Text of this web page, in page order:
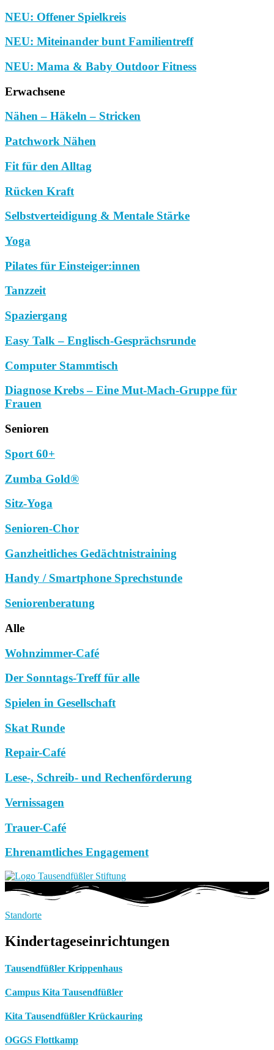
NEU: Offener Spielkreis
NEU: Miteinander bunt Familientreff
NEU: Mama & Baby Outdoor Fitness
Erwachsene
Nähen – Häkeln – Stricken
Patchwork Nähen
Fit für den Alltag
Rücken Kraft
Selbstverteidigung & Mentale Stärke
Yoga
Pilates für Einsteiger:innen
Tanzzeit
Spaziergang
Easy Talk – Englisch-Gesprächsrunde
Computer Stammtisch
Diagnose Krebs – Eine Mut-Mach-Gruppe für
Frauen
Senioren
Sport 60+
Zumba Gold®
Sitz-Yoga
Senioren-Chor
Ganzheitliches Gedächtnistraining
Handy / Smartphone Sprechstunde
Seniorenberatung
Alle
Wohnzimmer-Café
Der Sonntags-Treff für alle
Spielen in Gesellschaft
Skat Runde
Repair-Café
Lese-, Schreib- und Rechenförderung
Vernissagen
Trauer-Café
Ehrenamtliches Engagement
Standorte
Kindertageseinrichtungen
Tausendfüßler Krippenhaus
Campus Kita Tausendfüßler
Kita Tausendfüßler Krückauring
OGGS Flottkamp